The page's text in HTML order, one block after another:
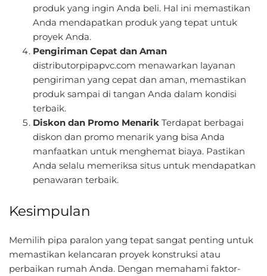
produk yang ingin Anda beli. Hal ini memastikan
Anda mendapatkan produk yang tepat untuk
proyek Anda.
Pengiriman Cepat dan Aman
distributorpipapvc.com menawarkan layanan
pengiriman yang cepat dan aman, memastikan
produk sampai di tangan Anda dalam kondisi
terbaik.
Diskon dan Promo Menarik Terdapat berbagai
diskon dan promo menarik yang bisa Anda
manfaatkan untuk menghemat biaya. Pastikan
Anda selalu memeriksa situs untuk mendapatkan
penawaran terbaik.
Kesimpulan
Memilih pipa paralon yang tepat sangat penting untuk
memastikan kelancaran proyek konstruksi atau
perbaikan rumah Anda. Dengan memahami faktor-